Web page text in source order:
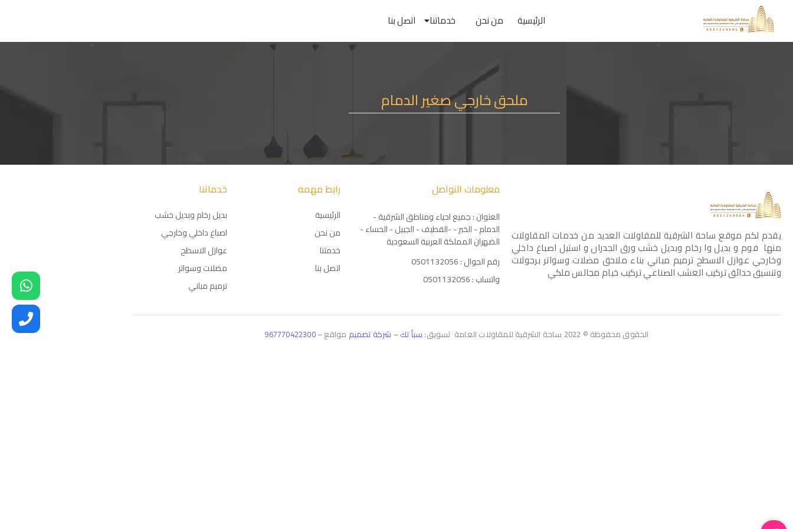
الرئيسية من نحن خدماتنا اتصل بنا
ملحق خارجي صغير الدمام
يقدم لكم موقع ساحة الشرقية للمقاولات العديد من خدمات المقاولات
منها فوم و بديل وا رخام وبديل خشب ورق الجدران و استيل اصباغ داخلي
وخارجي عوازل الاسطح ترميم مباني بناء ملاحق مضلات وسواتر برجولات
وتنسيق حدائق تركيب العشب الصناعي تركيب خيام مجالس ملكي
معلومات التواصل
العنوان : جميع احياء ومناطق الشرقية -
الدمام - الخبر - -القطيف - الجبيل - الحساء -
الضهران المملكة العربية السعودية
رقم الجوال : 0501132056
واتساب : 0501132056
رابط مهمه
الرئيسية
من نحن
خدمتنا
اتصل بنا
خدماتنا
بديل رخام وبديل خشب
اصباغ داخلي وخارجي
عوازل الاسطح
مضلات وسواتر
ترميم مباني
الحقوق محفوظة © 2022 ساحة الشرقية للمقاولات العامة تسويق: سبأ تك – شركة تصميم مواقع –967770422300